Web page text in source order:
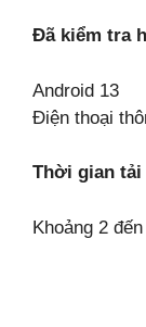
Đã kiểm tra
Android 13
Điện thoại
Thời gian tải
Khoảng 2